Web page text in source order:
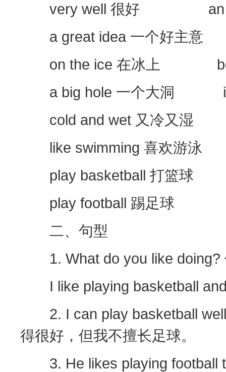
very well 很好 an
a great idea 一个好主意
on the ice 在冰上 be
a big hole 一个大洞 in
cold and wet 又冷又湿
like swimming 喜欢游泳
play basketball 打篮球
play football 踢足球
二、句型
1. What do you like doing?
I like playing basketball and
2. I can play basketball well,
得很好，但我不擅长足球。
3. He likes playing football